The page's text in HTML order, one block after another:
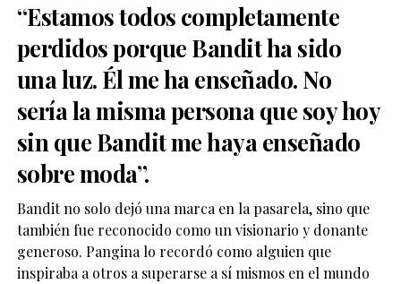
“Estamos todos completamente
perdidos porque Bandit ha sido
una luz. Él me ha enseñado. No
sería la misma persona que soy hoy
sin que Bandit me haya enseñado
sobre moda”.
Bandit no solo dejó una marca en la pasarela, sino que
también fue reconocido como un visionario y donante
generoso. Pangina lo recordó como alguien que
inspiraba a otros a superarse a sí mismos en el mundo